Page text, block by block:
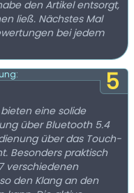
den Artikel entsorgt,
ließ. Nächstes Mal
bei jedem
5
eine solide
über Bluetooth 5.4
über das Touch-
Besonders praktisch
verschiedenen
den Klang an den